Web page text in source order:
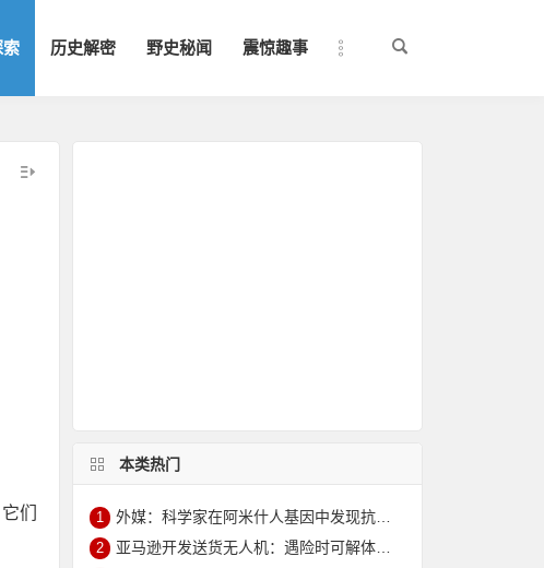
索 历史解密 野史秘闻 震惊趣事
们
本类热门
1 外媒：科学家在阿米什人基因中发现抗衰老突变 可延寿10年
2 亚马逊开发送货无人机：遇险时可解体坠入安全地